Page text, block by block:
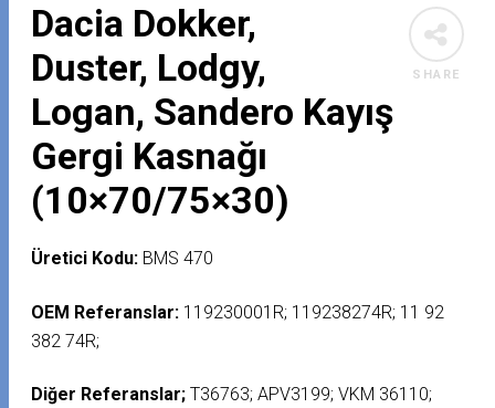
SHARE
Dacia Dokker,
Duster, Lodgy,
Logan, Sandero Kayış
Gergi Kasnağı
(10×70/75×30)
Üretici Kodu: BMS 470
OEM Referanslar: 119230001R; 119238274R; 11 92
382 74R;
Diğer Referanslar; T36763; APV3199; VKM 36110;